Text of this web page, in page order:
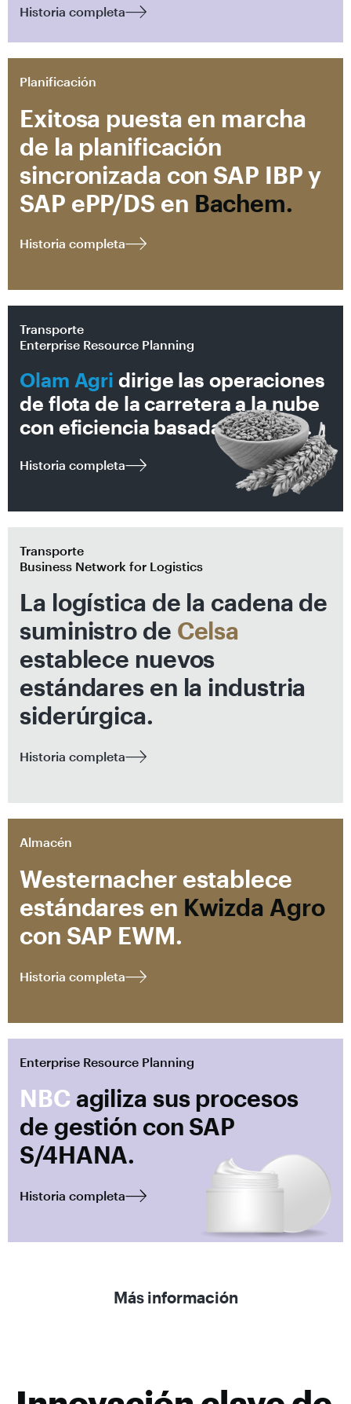
Historia completa
Planificación
Exitosa puesta en marcha
de la planificación
sincronizada con SAP IBP y
SAP ePP/DS en Bachem.
Historia completa
Transporte
Enterprise Resource Planning
Olam Agridirige las operaciones
de flota de la carretera a la nube
con eficiencia basada en datos.
Historia completa
Transporte
Business Network for Logistics
La logística de la cadena de
suministro de Celsa
establece nuevos
estándares en la industria
siderúrgica.
Historia completa
Almacén
Westernacher establece
estándares en Kwizda Agro
con SAP EWM.
Historia completa
Enterprise Resource Planning
NBC agiliza sus procesos
de gestión con SAP
S/4HANA.
Historia completa
Más información